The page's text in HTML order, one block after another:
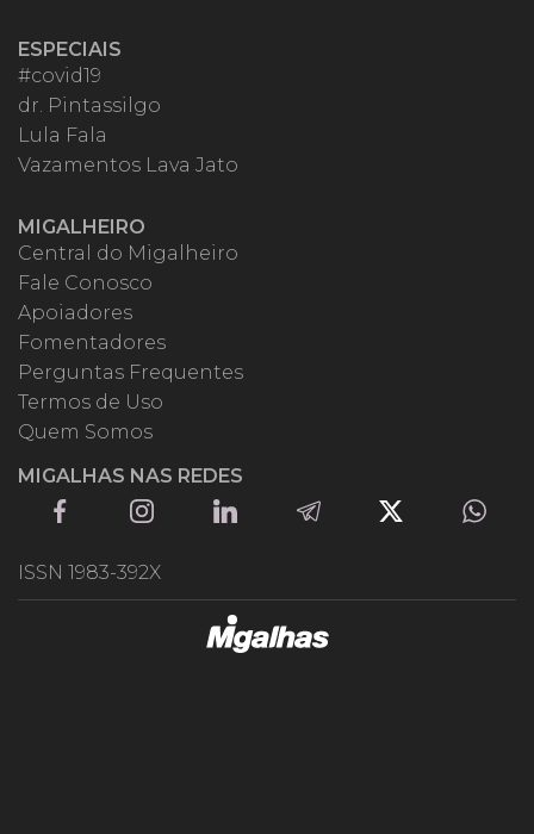
ESPECIAIS
#covid19
dr. Pintassilgo
Lula Fala
Vazamentos Lava Jato
MIGALHEIRO
Central do Migalheiro
Fale Conosco
Apoiadores
Fomentadores
Perguntas Frequentes
Termos de Uso
Quem Somos
MIGALHAS NAS REDES
ISSN 1983-392X